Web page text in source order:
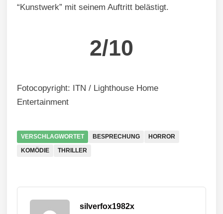
“Kunstwerk” mit seinem Auftritt belästigt.
2/10
Fotocopyright: ITN / Lighthouse Home
Entertainment
VERSCHLAGWORTET BESPRECHUNG
HORROR
KOMÖDIE
THRILLER
silverfox1982x